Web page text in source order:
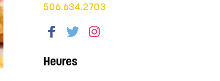
506.634.2703
Heures